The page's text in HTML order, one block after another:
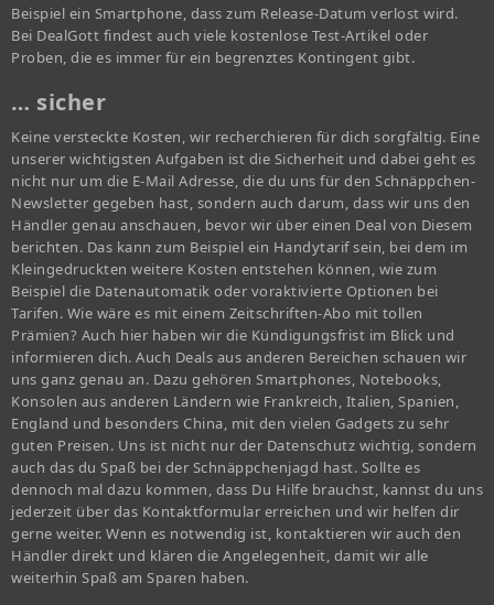
Beispiel ein Smartphone, dass zum Release-Datum verlost wird.
Bei DealGott findest auch viele kostenlose Test-Artikel oder
Proben, die es immer für ein begrenztes Kontingent gibt.
… sicher
Keine versteckte Kosten, wir recherchieren für dich sorgfältig. Eine
unserer wichtigsten Aufgaben ist die Sicherheit und dabei geht es
nicht nur um die E-Mail Adresse, die du uns für den Schnäppchen-
Newsletter gegeben hast, sondern auch darum, dass wir uns den
Händler genau anschauen, bevor wir über einen Deal von Diesem
berichten. Das kann zum Beispiel ein Handytarif sein, bei dem im
Kleingedruckten weitere Kosten entstehen können, wie zum
Beispiel die Datenautomatik oder voraktivierte Optionen bei
Tarifen. Wie wäre es mit einem Zeitschriften-Abo mit tollen
Prämien? Auch hier haben wir die Kündigungsfrist im Blick und
informieren dich. Auch Deals aus anderen Bereichen schauen wir
uns ganz genau an. Dazu gehören Smartphones, Notebooks,
Konsolen aus anderen Ländern wie Frankreich, Italien, Spanien,
England und besonders China, mit den vielen Gadgets zu sehr
guten Preisen. Uns ist nicht nur der Datenschutz wichtig, sondern
auch das du Spaß bei der Schnäppchenjagd hast. Sollte es
dennoch mal dazu kommen, dass Du Hilfe brauchst, kannst du uns
jederzeit über das Kontaktformular erreichen und wir helfen dir
gerne weiter. Wenn es notwendig ist, kontaktieren wir auch den
Händler direkt und klären die Angelegenheit, damit wir alle
weiterhin Spaß am Sparen haben.